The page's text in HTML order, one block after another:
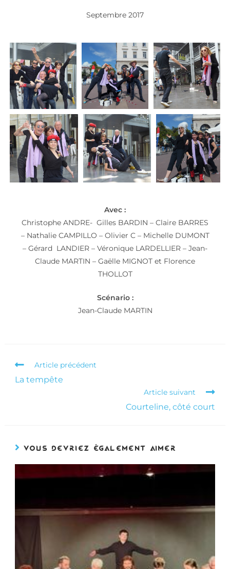
Septembre 2017
Avec :
Christophe ANDRE- Gilles BARDIN – Claire BARRES
– Nathalie CAMPILLO – Olivier C – Michelle DUMONT
– Gérard LANDIER – Véronique LARDELLIER – Jean-
Claude MARTIN – Gaëlle MIGNOT et Florence
THOLLOT
Scénario :
Jean-Claude MARTIN
Article précédent
La tempête
Article suivant
Courteline, côté court
VOUS DEVRIEZ ÉGALEMENT AIMER